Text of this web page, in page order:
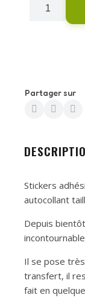
Partager sur
Stickers
autocollant
Depuis
Il se pose
transfert, il
fait en